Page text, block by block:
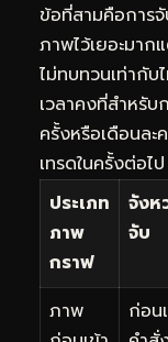
ข้อที่สามคือการ
ภาพไว้เยอะมาก
ไม่ทบทวนเท่ากับ
เวลาคงที่สำหรั
ครั้งหรือเดือนละ
เทรดในครั้งต่อไป
ประเภท
ภาพ
กราฟ
จังห
จับ
ภาพ
ก่อน